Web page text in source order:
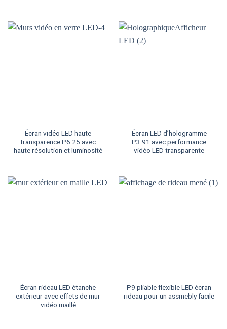
Écran vidéo LED haute
transparence P6.25 avec
haute résolution et luminosité
Écran LED d’hologramme
P3.91 avec performance
vidéo LED transparente
Écran rideau LED étanche
extérieur avec effets de mur
vidéo maillé
P9 pliable flexible LED écran
rideau pour un assmebly facile